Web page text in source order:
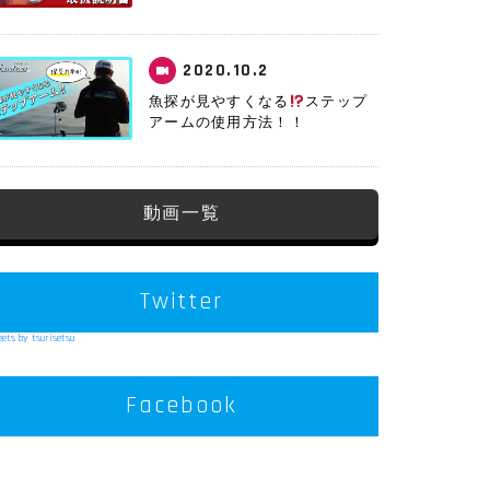
2020.10.2
魚探が見やすくなる
ステップ
アームの使用方法！！
動画一覧
Twitter
by tsurisetsu
Facebook